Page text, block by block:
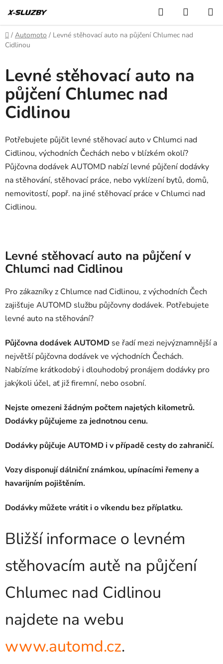
na
obsah
Hledat
KOŠÍK
Domů
/ Automoto / Levné stěhovací auto na půjčení Chlumec nad
Cidlinou
Levné stěhovací auto na
půjčení Chlumec nad
Cidlinou
Potřebujete půjčit levné stěhovací auto v Chlumci nad
Cidlinou, východních Čechách nebo v blízkém okolí?
Půjčovna dodávek AUTOMD nabízí levné půjčení dodávky
na stěhování, stěhovací práce, nebo vyklízení bytů, domů,
nemovitostí, popř. na jiné stěhovací práce v Chlumci nad
Cidlinou.
Levné stěhovací auto na půjčení v
Chlumci nad Cidlinou
Pro zákazníky z Chlumce nad Cidlinou, z východních Čech
zajišťuje AUTOMD službu půjčovny dodávek. Potřebujete
levné auto na stěhování?
Půjčovna dodávek AUTOMD se řadí mezi nejvýznamnější a
největší půjčovna dodávek ve východních Čechách.
Nabízíme krátkodobý i dlouhodobý pronájem dodávky pro
jakýkoli účel, ať již firemní, nebo osobní.
Nejste omezeni žádným počtem najetých kilometrů.
Dodávky půjčujeme za jednotnou cenu.
Dodávky půjčuje AUTOMD i v případě cesty do zahraničí.
Vozy disponují dálniční známkou, upínacími řemeny a
havarijním pojištěním.
Dodávky můžete vrátit i o víkendu bez příplatku.
Bližší informace o levném
stěhovacím autě na půjčení
Chlumec nad Cidlinou
najdete na webu
www.automd.cz.